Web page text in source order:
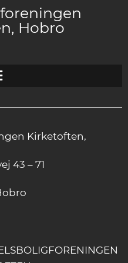
Hobro
Kirketoften,
43 – 71